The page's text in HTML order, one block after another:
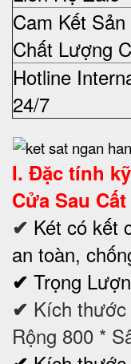
Cam Kết
Chất Lượng
Hotline
24/7
I. Đặc tính
Cửa Sau
✔ Két có kết
an toàn,
✔ Trọng
✔ Kích thước
Rộng 800 *